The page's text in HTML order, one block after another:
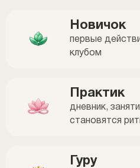
Новичок
первые
клубом
Практик
дневник,
становятся
Гуру